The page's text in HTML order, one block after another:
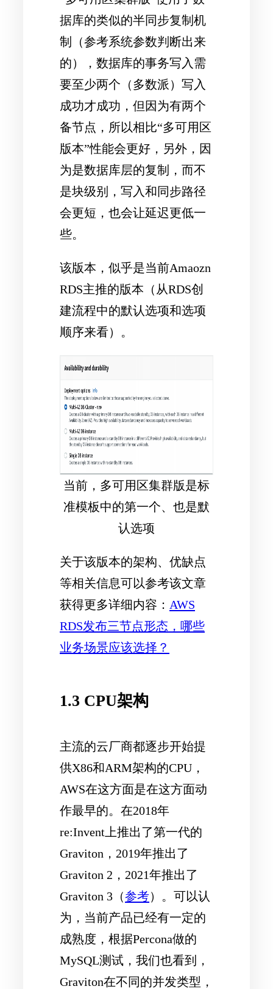
据库的类似的半同步复制机
制（参考系统参数判断出来
的），数据库的事务写入需
要至少两个（多数派）写入
成功才成功，但因为有两个
备节点，所以相比“多可用区
版本”性能会更好，另外，因
为是数据库层的复制，而不
是块级别，写入和同步路径
会更短，也会让延迟更低一
些。
该版本，似乎是当前Amaozn
RDS主推的版本（从RDS创
建流程中的默认选项和选项
顺序来看）。
当前，多可用区集群版是标
准模板中的第一个、也是默
认选项
关于该版本的架构、优缺点
等相关信息可以参考该文章
获得更多详细内容： AWS
RDS发布三节点形态，哪些
业务场景应该选择？
1.3 CPU架构
主流的云厂商都逐步开始提
供X86和ARM架构的CPU，
AWS在这方面是在这方面动
作最早的。在2018年
re:Invent上推出了第一代的
Graviton，2019年推出了
Graviton 2，2021年推出了
Graviton 3（参考）。可以认
为，当前产品已经有一定的
成熟度，根据Percona做的
MySQL测试，我们也看到，
Graviton在不同的并发类型，